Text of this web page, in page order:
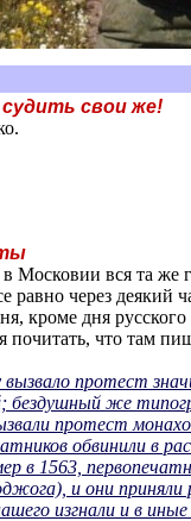
свои же!
Московии вся та же
равно через деякий
кроме дня
что там
протест
бездушный же
протест
обвинили в
в 1563,
и они
изгнали и в